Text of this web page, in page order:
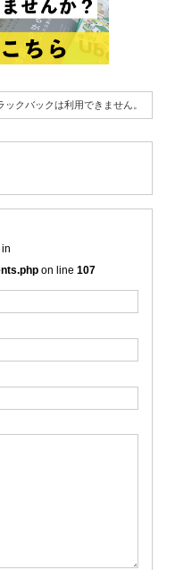
ックバックは利用できません。
on line 107